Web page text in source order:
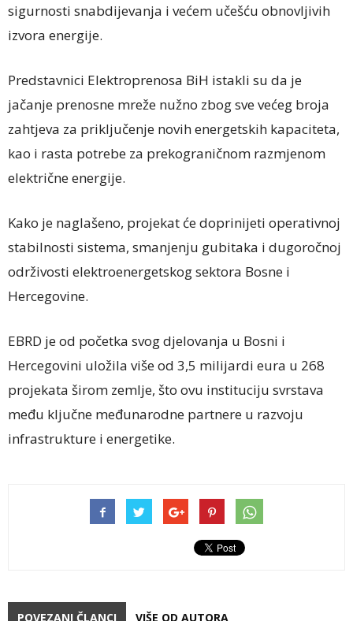
sigurnosti snabdijevanja i većem učešću obnovljivih
izvora energije.
Predstavnici Elektroprenosa BiH istakli su da je
jačanje prenosne mreže nužno zbog sve većeg broja
zahtjeva za priključenje novih energetskih kapaciteta,
kao i rasta potrebe za prekograničnom razmjenom
električne energije.
Kako je naglašeno, projekat će doprinijeti operativnoj
stabilnosti sistema, smanjenju gubitaka i dugoročnoj
održivosti elektroenergetskog sektora Bosne i
Hercegovine.
EBRD je od početka svog djelovanja u Bosni i
Hercegovini uložila više od 3,5 milijardi eura u 268
projekata širom zemlje, što ovu instituciju svrstava
među ključne međunarodne partnere u razvoju
infrastrukture i energetike.
POVEZANI ČLANCI VIŠE OD AUTORA